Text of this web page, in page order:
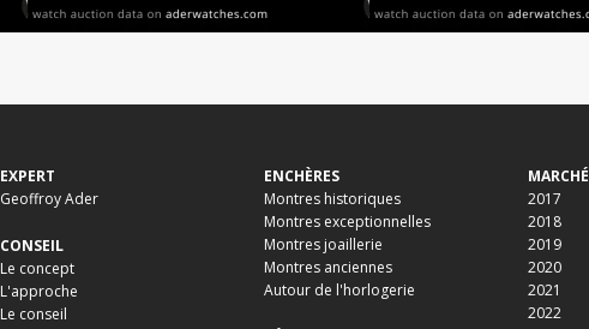
EXPERT
Geoffroy Ader
CONSEIL
Le concept
L'approche
Le conseil
ENCHÈRES
Montres historiques
Montres exceptionnelles
Montres joaillerie
Montres anciennes
Autour de l'horlogerie
MARCHÉ
2017
2018
2019
2020
2021
2022